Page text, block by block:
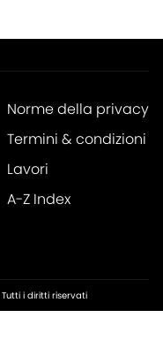
Norme della privacy
Termini & condizioni
Lavori
A-Z Index
Tutti i diritti riservati